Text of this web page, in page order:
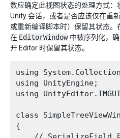
数应确定此视图状态的处理方式
Unity 会话，或者是否应该仅在重
或重新编译脚本时）保留其状态。
在 EditorWindow 中被序列化，
开 Editor 时保留其状态。
using
using UnityEngine;
using
class
{